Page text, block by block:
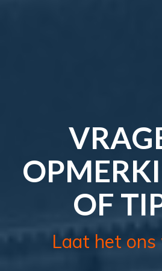
OF
Laat het ons